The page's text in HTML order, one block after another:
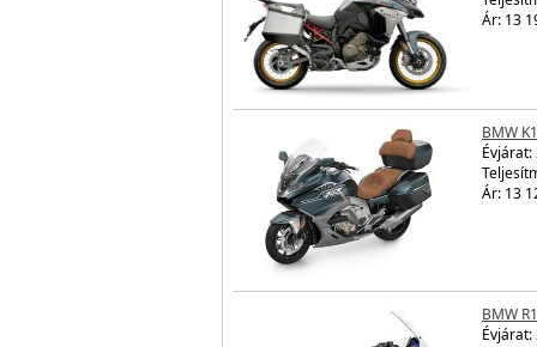
Ár: 13
BMW
Évjárat:
Ár: 13
BMW
Évjárat: